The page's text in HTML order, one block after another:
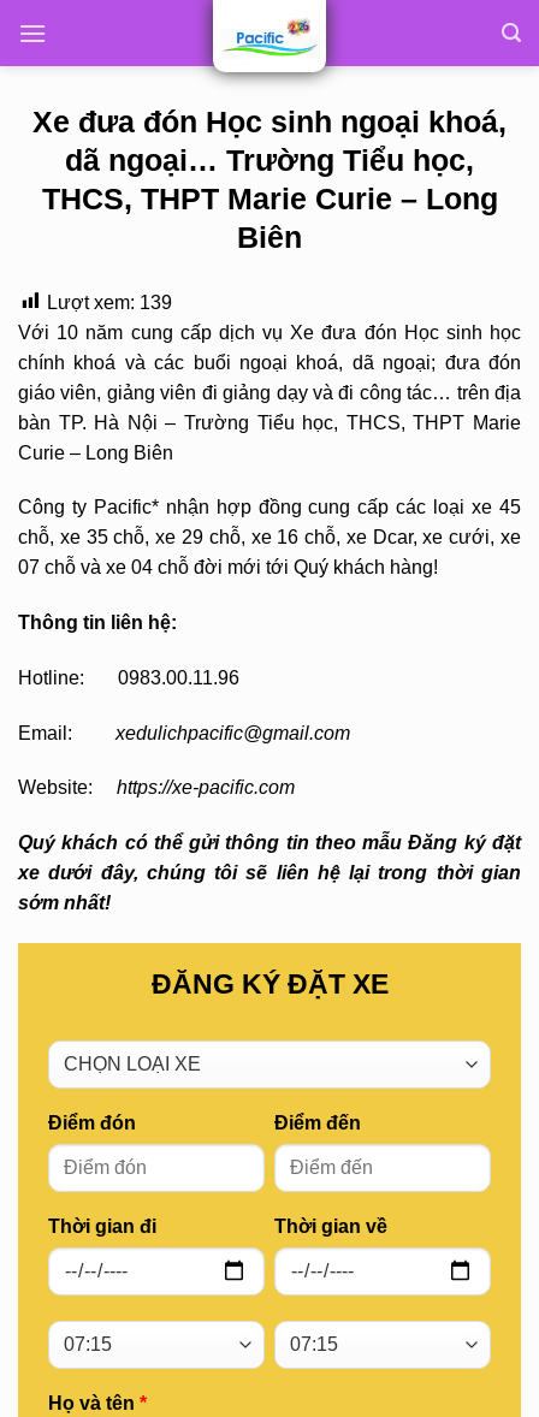
Xe đưa đón Học sinh ngoại khoá,
dã ngoại… Trường Tiểu học,
THCS, THPT Marie Curie – Long
Biên
Lượt xem: 139
Với 10 năm cung cấp dịch vụ Xe đưa đón Học sinh học
chính khoá và các buổi ngoại khoá, dã ngoại; đưa đón
giáo viên, giảng viên đi giảng dạy và đi công tác… trên địa
bàn TP. Hà Nội – Trường Tiểu học, THCS, THPT Marie
Curie – Long Biên
Công ty Pacific* nhận hợp đồng cung cấp các loại xe 45
chỗ, xe 35 chỗ, xe 29 chỗ, xe 16 chỗ, xe Dcar, xe cưới, xe
07 chỗ và xe 04 chỗ đời mới tới Quý khách hàng!
Thông tin liên hệ:
Hotline: 0983.00.11.96
Email: xedulichpacific@gmail.com
Website: https://xe-pacific.com
Quý khách có thể gửi thông tin theo mẫu Đăng ký đặt
xe dưới đây, chúng tôi sẽ liên hệ lại trong thời gian
sớm nhất!
ĐĂNG KÝ ĐẶT XE
Điểm đón
Thời gian đi
Điểm đến
Thời gian về
Họ và tên *